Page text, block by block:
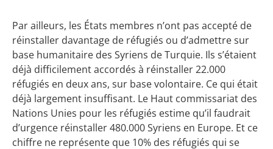
Par ailleurs, les États membres n’ont pas accepté de
réinstaller davantage de réfugiés ou d’admettre sur
base humanitaire des Syriens de Turquie. Ils s’étaient
déjà difficilement accordés à réinstaller 22.000
réfugiés en deux ans, sur base volontaire. Ce qui était
déjà largement insuffisant. Le Haut commissariat des
Nations Unies pour les réfugiés estime qu’il faudrait
d’urgence réinstaller 480.000 Syriens en Europe. Et ce
chiffre ne représente que 10% des réfugiés qui se